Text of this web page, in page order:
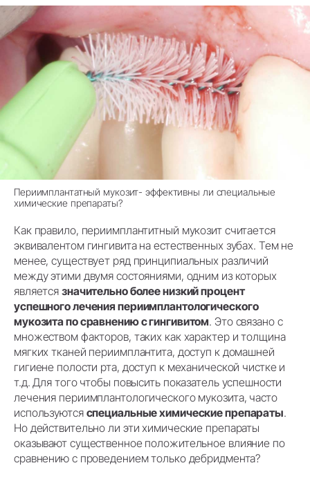
Периимплантатный мукозит- эффективны ли специальные
химические препараты?
Как правило, периимплантитный мукозит считается
эквивалентом гингивита на естественных зубах. Тем не
менее, существует ряд принципиальных различий
между этими двумя состояниями, одним из которых
является значительно более низкий процент
успешного лечения периимплантологического
мукозита по сравнению с гингивитом. Это связано с
множеством факторов, таких как характер и толщина
мягких тканей периимплантита, доступ к домашней
гигиене полости рта, доступ к механической чистке и
т.д. Для того чтобы повысить показатель успешности
лечения периимплантологического мукозита, часто
используются специальные химические препараты.
Но действительно ли эти химические препараты
оказывают существенное положительное влияние по
сравнению с проведением только дебридмента?